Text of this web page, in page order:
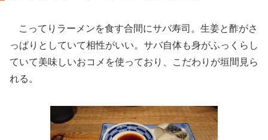
こってりラーメンを食す合間にサバ寿司。生姜と酢がさ
っぱりとしていて相性がいい。サバ自体も身がふっくらし
ていて美味しいおコメを使っており、こだわりが垣間見ら
れる。